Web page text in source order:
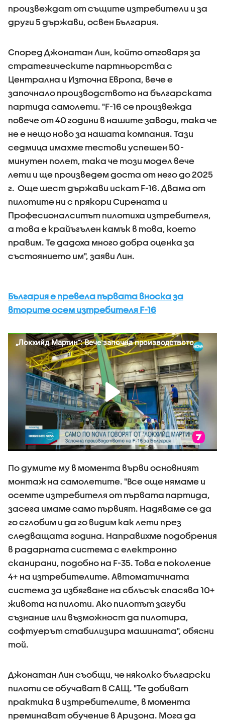
произвеждат от същите изтребители и за
други 5 държави, освен България.
Според Джонатан Лин, който отговаря за
стратегическите партньорства с
Централна и Източна Европа, вече е
започнало производството на българската
партида самолети. "F-16 се произвежда
повече от 40 години в нашите заводи, така че
не е нещо ново за нашата компания. Тази
седмица имахме тестови успешен 50-
минутен полет, така че този модел вече
лети и ще произведем доста от него до 2025
г. Още шест държави искат F-16. Двама от
пилотите ни с прякори Сирената и
Професионалситът пилотиха изтребителя,
а това е крайъгълен камък в това, което
правим. Те дадоха много добра оценка за
състоянието им", заяви Лин.
България е превела първата вноска за
вторите осем изтребителя F-16
По думите му в момента върви основният
монтаж на самолетите. "Все още нямаме и
осемте изтребителя от първата партида,
засега имаме само първият. Надяваме се да
го сглобим и да го видим как лети през
следващата година. Направихме подобрения
в радарната система с електронно
сканирани, подобно на F-35. Това е поколение
4+ на изтребителите. Автоматичната
система за избягване на сблъсък спасява 10+
живота на пилоти. Ако пилотът загуби
съзнание или възможност да пилотира,
софтуерът стабилизира машината", обясни
той.
Джонатан Лин съобщи, че няколко български
пилоти се обучават в САЩ. "Те добиват
практика в изтребителите, в момента
преминават обучение в Аризона. Мога да